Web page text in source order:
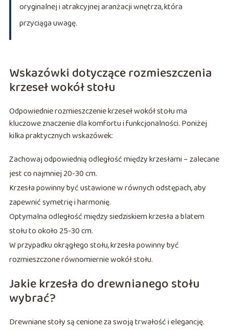
oryginalnej i atrakcyjnej aranżacji wnętrza, która
przyciąga uwagę.
Wskazówki dotyczące rozmieszczenia
krzeseł wokół stołu
Odpowiednie rozmieszczenie krzeseł wokół stołu ma
kluczowe znaczenie dla komfortu i funkcjonalności. Poniżej
kilka praktycznych wskazówek:
Zachowaj odpowiednią odległość między krzesłami – zalecane
jest co najmniej 20-30 cm.
Krzesła powinny być ustawione w równych odstępach, aby
zapewnić symetrię i harmonię.
Optymalna odległość między siedziskiem krzesła a blatem
stołu to około 25-30 cm.
W przypadku okrągłego stołu, krzesła powinny być
rozmieszczone równomiernie wokół stołu.
Jakie krzesła do drewnianego stołu
wybrać?
Drewniane stoły są cenione za swoją trwałość i elegancję.